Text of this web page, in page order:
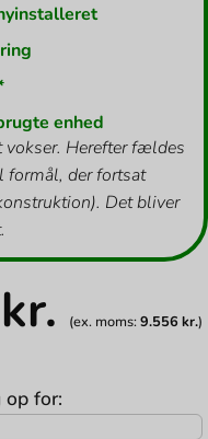
enhed
vokser. Herefter fældes
formål, der fortsat
Det bliver
kr. (ex. moms:9.556 kr.)
op for: